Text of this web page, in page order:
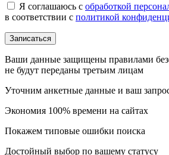
Я соглашаюсь с обработкой
в соответствии с политикой
Записаться
Ваши данные защищены правилами
не будут переданы третьим лицам
Уточним анкетные данные и ваш
Экономия 100% времени на сайтах
Покажем типовые ошибки поиска
Достойный выбор по вашему статусу